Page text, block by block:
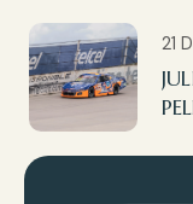
21